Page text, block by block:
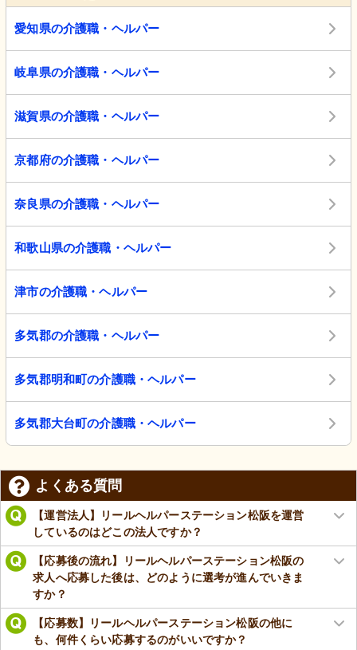
愛知県の介護職・ヘルパー
岐阜県の介護職・ヘルパー
滋賀県の介護職・ヘルパー
京都府の介護職・ヘルパー
奈良県の介護職・ヘルパー
和歌山県の介護職・ヘルパー
津市の介護職・ヘルパー
多気郡の介護職・ヘルパー
多気郡明和町の介護職・ヘルパー
多気郡大台町の介護職・ヘルパー
よくある質問
【運営法人】リールヘルパーステーション松阪を運営
しているのはどこの法人ですか？
【応募後の流れ】リールヘルパーステーション松阪の
求人へ応募した後は、どのように選考が進んでいきま
すか？
【応募数】リールヘルパーステーション松阪の他に
も、何件くらい応募するのがいいですか？